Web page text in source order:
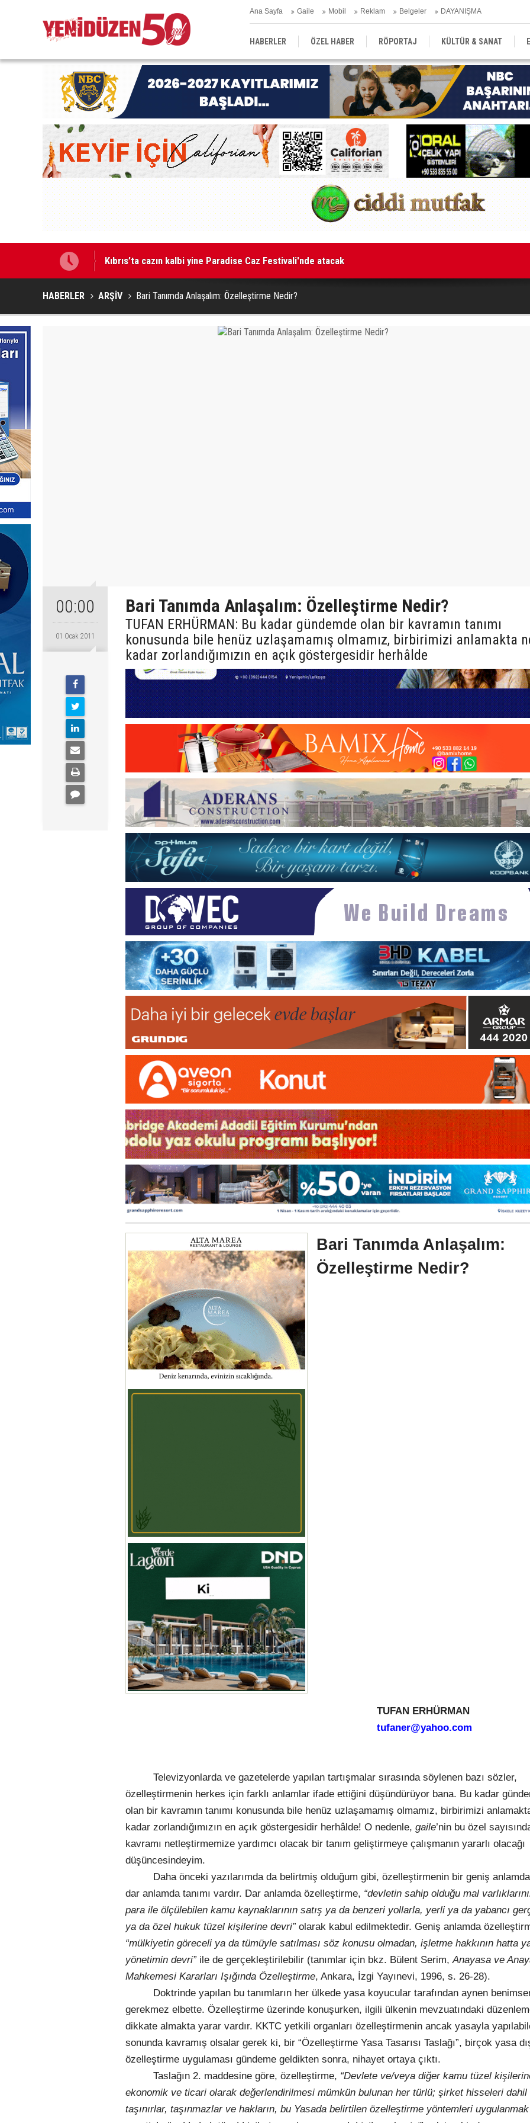
Ana Sayfa Gaile Mobil Reklam Belgeler DAYANIŞMA
HABERLER ÖZEL HABER RÖPORTAJ KÜLTÜR & SANAT
EĞİTİM YEREL YÖNETİM DERGİLER SEKTÖR
GÜÇ-SEN: “Silo kazasına benzer bir felaketle karşı karşıya kalınmaması adına harekete geçtik
HABERLER ARŞİV Bari Tanımda Anlaşalım: Özelleştirme Nedir?
00:00
01 Ocak 2011
Bari Tanımda Anlaşalım: Özelleştirme Nedir?
TUFAN ERHÜRMAN: Bu kadar gündemde olan bir kavramın tanımı
konusunda bile henüz uzlaşamamış olmamız, birbirimizi anlamakta
kadar zorlandığımızın en açık göstergesidir herhâlde
Bari Tanımda Anlaşalım:
Özelleştirme Nedir?
TUFAN ERHÜRMAN
tufaner@yahoo.com
Televizyonlarda ve gazetelerde yapılan tartışmalar sırasında söylenen bazı sözler,
özelleştirmenin herkes için farklı anlamlar ifade ettiğini düşündürüyor bana. Bu kadar
olan bir kavramın tanımı konusunda bile henüz uzlaşamamış olmamız, birbirimizi
kadar zorlandığımızın en açık göstergesidir herhâlde! O nedenle, gaile’nin bu özel
kavramı netleştirmemize yardımcı olacak bir tanım geliştirmeye çalışmanın yararlı olacağı
düşüncesindeyim.
Daha önceki yazılarımda da belirtmiş olduğum gibi, özelleştirmenin bir geniş
dar anlamda tanımı vardır. Dar anlamda özelleştirme, “devletin sahip olduğu mal
para ile ölçülebilen kamu kaynaklarının satış ya da benzeri yollarla, yerli ya da yabancı
ya da özel hukuk tüzel kişilerine devri”olarak kabul edilmektedir. Geniş anlamda
“mülkiyetin göreceli ya da tümüyle satılması söz konusu olmadan, işletme hakkının hatta
yönetimin devri”ile de gerçekleştirilebilir (tanımlar için bkz. Bülent Serim,Anayasa ve
Mahkemesi Kararları Işığında Özelleştirme, Ankara, İzgi Yayınevi, 1996, s. 26-28).
Doktrinde yapılan bu tanımların her ülkede yasa koyucular tarafından aynen
gerekmez elbette. Özelleştirme üzerinde konuşurken, ilgili ülkenin mevzuatındaki
dikkate almakta yarar vardır. KKTC yetkili organları özelleştirmenin ancak yasayla
sonunda kavramış olsalar gerek ki, bir “Özelleştirme Yasa Tasarısı Taslağı”, birçok yasa
özelleştirme uygulaması gündeme geldikten sonra, nihayet ortaya çıktı.
Taslağın 2. maddesine göre, özelleştirme, “Devlete ve/veya diğer kamu tüzel
ekonomik ve ticari olarak değerlendirilmesi mümkün bulunan her türlü; şirket hisseleri dahil
taşınırlar, taşınmazlar ve hakların, bu Yasada belirtilen özelleştirme yöntemleri uygulanmak